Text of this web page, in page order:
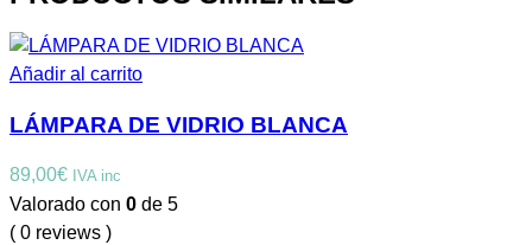
Añadir al carrito
LÁMPARA DE VIDRIO BLANCA
89,00€ IVA inc
Valorado con 0 de 5
( 0 reviews )